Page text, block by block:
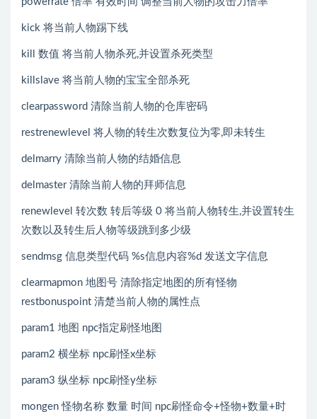
kick 将当前人物踢下线
kill 数值 将当前人物杀死,并设置杀死类型
killslave 将当前人物的宝宝全部杀死
clearpassword 清除当前人物的仓库密码
restrenewlevel 将人物的转生次数复位为零,即未转生
delmarry 清除当前人物的结婚信息
delmaster 清除当前人物的拜师信息
renewlevel 转次数 转后等级 0 将当前人物转生,并设置转生
次数以及转生后人物等级跳到多少级
sendmsg 信息类型代码 %s信息内容%d 发送文字信息
clearmapmon 地图号 清除指定地图的所有怪物
restbonuspoint 清楚当前人物的属性点
param1 地图 npc指定刷怪地图
param2 横坐标 npc刷怪x坐标
param3 纵坐标 npc刷怪y坐标
mongen 怪物名称 数量 时间 npc刷怪命令+怪物+数量+时